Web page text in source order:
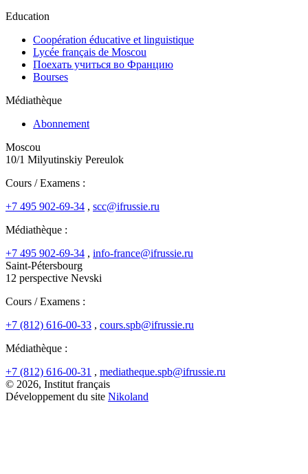
Education
Coopération éducative et linguistique
Lycée français de Moscou
Поехать учиться во Францию
Bourses
Médiathèque
Abonnement
Moscou
10/1 Milyutinskiy Pereulok
Cours / Examens :
+7 495 902-69-34 , scc@ifrussie.ru
Médiathèque :
+7 495 902-69-34 , info-france@ifrussie.ru
Saint-Pétersbourg
12 perspective Nevski
Cours / Examens :
+7 (812) 616-00-33 , cours.spb@ifrussie.ru
Médiathèque :
+7 (812) 616-00-31 , mediatheque.spb@ifrussie.ru
© 2026, Institut français
Développement du site Nikoland